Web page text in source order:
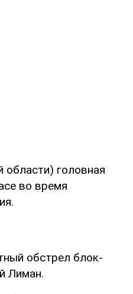
области) головная
во время
обстрел блок-
Лиман.